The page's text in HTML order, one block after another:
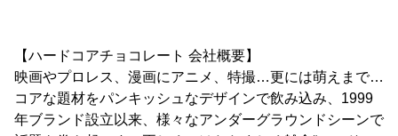
【ハードコアチョコレート 会社概要】
映画やプロレス、漫画にアニメ、特撮…更には萌えまで…
コアな題材をパンキッシュなデザインで飲み込み、1999
年ブランド設立以来、様々なアンダーグラウンドシーンで